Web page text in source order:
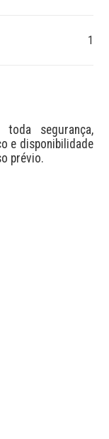
1
toda segurança,
e disponibilidade
prévio.